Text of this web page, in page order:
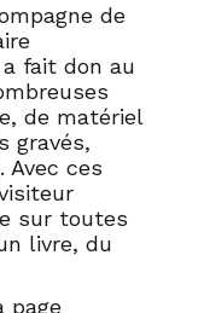
de
fait don au
de matériel
gravés,
Avec ces
sur toutes
livre, du
page